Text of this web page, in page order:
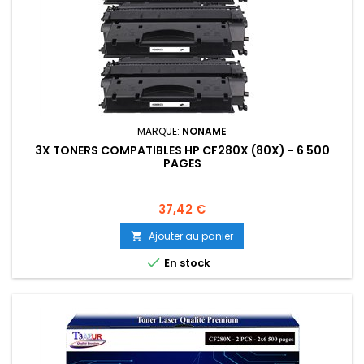
MARQUE: NONAME
3X TONERS COMPATIBLES HP CF280X (80X) - 6 500
PAGES
Prix
37,42 €
 Ajouter au panier
 En stock